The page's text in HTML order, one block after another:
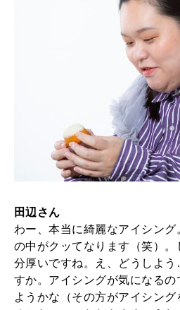
田辺さん
わー、本当に綺麗なアイシン
の中がクッてなります（笑）
分厚いですね。え、どうしよ
すか。アイシングが気になる
ようかな（その方がアイシング